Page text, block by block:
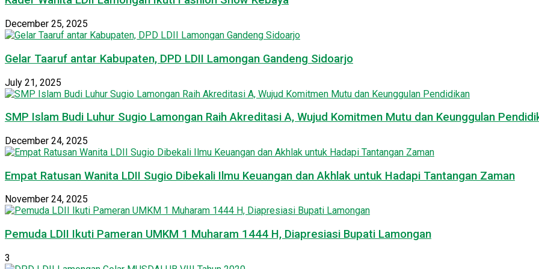
December 25, 2025
Gelar Taaruf antar Kabupaten, DPD LDII Lamongan Gandeng Sidoarjo
July 21, 2025
SMP Islam Budi Luhur Sugio Lamongan Raih Akreditasi A, Wujud Komitmen Mutu dan Keunggulan
December 24, 2025
Empat Ratusan Wanita LDII Sugio Dibekali Ilmu Keuangan dan Akhlak untuk Hadapi Tantangan Zaman
November 24, 2025
Pemuda LDII Ikuti Pameran UMKM 1 Muharam 1444 H, Diapresiasi Bupati Lamongan
3